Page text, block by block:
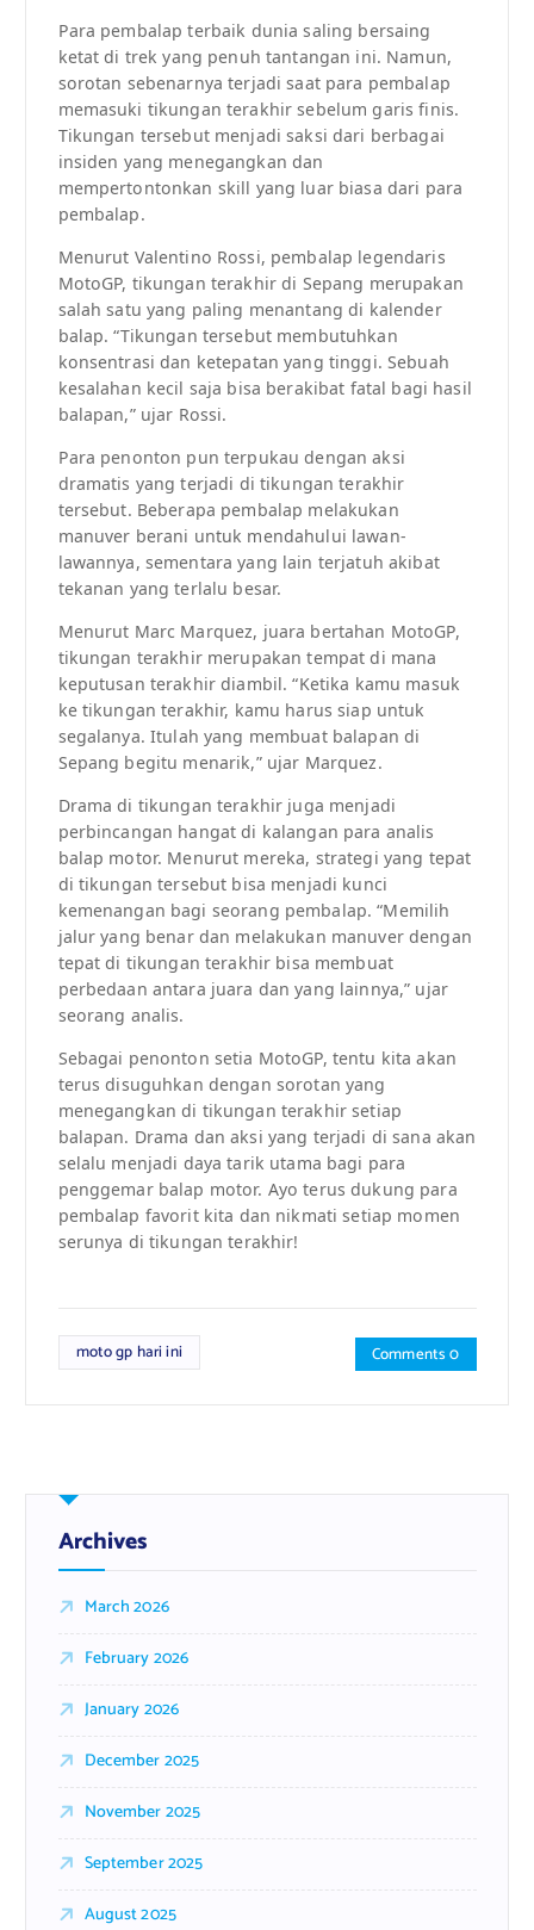
Para pembalap terbaik dunia saling bersaing
ketat di trek yang penuh tantangan ini. Namun,
sorotan sebenarnya terjadi saat para pembalap
memasuki tikungan terakhir sebelum garis finis.
Tikungan tersebut menjadi saksi dari berbagai
insiden yang menegangkan dan
mempertontonkan skill yang luar biasa dari para
pembalap.
Menurut Valentino Rossi, pembalap legendaris
MotoGP, tikungan terakhir di Sepang merupakan
salah satu yang paling menantang di kalender
balap. “Tikungan tersebut membutuhkan
konsentrasi dan ketepatan yang tinggi. Sebuah
kesalahan kecil saja bisa berakibat fatal bagi hasil
balapan,” ujar Rossi.
Para penonton pun terpukau dengan aksi
dramatis yang terjadi di tikungan terakhir
tersebut. Beberapa pembalap melakukan
manuver berani untuk mendahului lawan-
lawannya, sementara yang lain terjatuh akibat
tekanan yang terlalu besar.
Menurut Marc Marquez, juara bertahan MotoGP,
tikungan terakhir merupakan tempat di mana
keputusan terakhir diambil. “Ketika kamu masuk
ke tikungan terakhir, kamu harus siap untuk
segalanya. Itulah yang membuat balapan di
Sepang begitu menarik,” ujar Marquez.
Drama di tikungan terakhir juga menjadi
perbincangan hangat di kalangan para analis
balap motor. Menurut mereka, strategi yang tepat
di tikungan tersebut bisa menjadi kunci
kemenangan bagi seorang pembalap. “Memilih
jalur yang benar dan melakukan manuver dengan
tepat di tikungan terakhir bisa membuat
perbedaan antara juara dan yang lainnya,” ujar
seorang analis.
Sebagai penonton setia MotoGP, tentu kita akan
terus disuguhkan dengan sorotan yang
menegangkan di tikungan terakhir setiap
balapan. Drama dan aksi yang terjadi di sana akan
selalu menjadi daya tarik utama bagi para
penggemar balap motor. Ayo terus dukung para
pembalap favorit kita dan nikmati setiap momen
serunya di tikungan terakhir!
moto gp hari ini Comments 0
Archives
March 2026
February 2026
January 2026
December 2025
November 2025
September 2025
August 2025